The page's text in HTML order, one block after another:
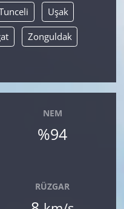
Uşak
Zonguldak
NEM
%94
RÜZGAR